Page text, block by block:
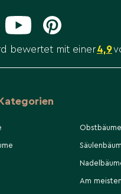
bewertet mit einer4,9
Obstbäume
Am